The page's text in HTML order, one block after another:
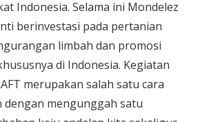
Indonesia. Selama ini Mondelez
berinvestasi pada pertanian
limbah dan promosi
di Indonesia. Kegiatan
merupakan salah satu cara
dengan mengunggah satu